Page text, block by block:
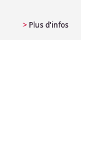
> Plus d'infos